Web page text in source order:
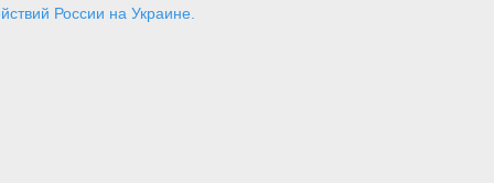
России на Украине.